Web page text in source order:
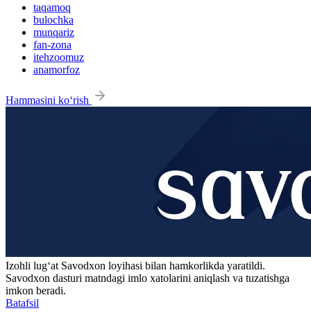
taqamoq
bulochka
munqariz
fan-zona
itehzoomuz
anamorfoz
Hammasini ko‘rish
Izohli lugʻat Savodxon loyihasi bilan hamkorlikda yaratildi.
Savodxon dasturi matndagi imlo xatolarini aniqlash va tuzatishga
imkon beradi.
Batafsil